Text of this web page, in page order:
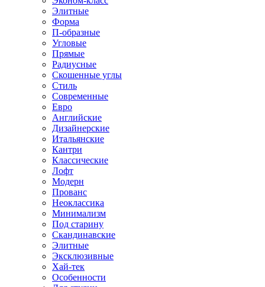
Элитные
Форма
П-образные
Угловые
Прямые
Радиусные
Скошенные углы
Стиль
Современные
Евро
Английские
Дизайнерские
Итальянские
Кантри
Классические
Лофт
Модерн
Прованс
Неоклассика
Минимализм
Под старину
Скандинавские
Элитные
Эксклюзивные
Хай-тек
Особенности